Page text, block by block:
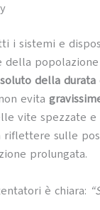
i sistemi e
popolazione
della
evita
vite spezzate e
riflettere sulle
prolungata.
è chiara: